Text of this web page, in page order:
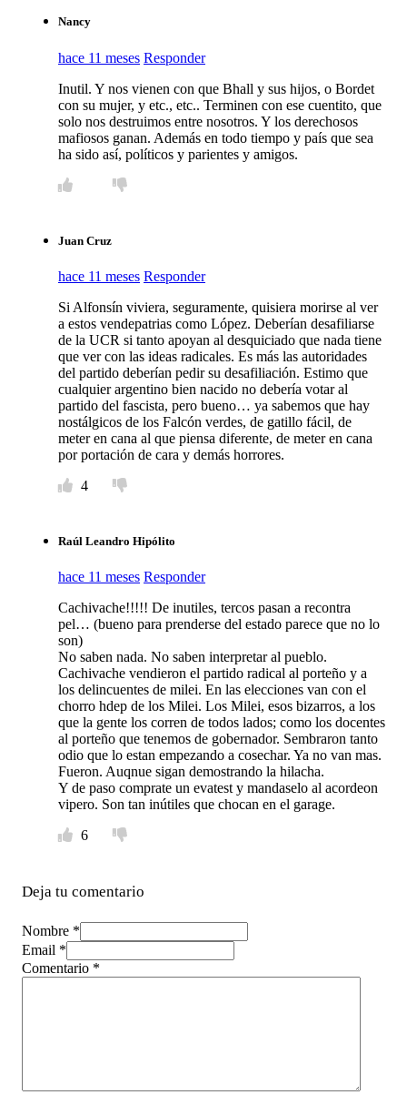
Nancy
hace 11 meses Responder
Inutil. Y nos vienen con que Bhall y sus hijos, o Bordet
con su mujer, y etc., etc.. Terminen con ese cuentito, que
solo nos destruimos entre nosotros. Y los derechosos
mafiosos ganan. Además en todo tiempo y país que sea
ha sido así, políticos y parientes y amigos.
Juan Cruz
hace 11 meses Responder
Si Alfonsín viviera, seguramente, quisiera morirse al ver
a estos vendepatrias como López. Deberían desafiliarse
de la UCR si tanto apoyan al desquiciado que nada tiene
que ver con las ideas radicales. Es más las autoridades
del partido deberían pedir su desafiliación. Estimo que
cualquier argentino bien nacido no debería votar al
partido del fascista, pero bueno… ya sabemos que hay
nostálgicos de los Falcón verdes, de gatillo fácil, de
meter en cana al que piensa diferente, de meter en cana
por portación de cara y demás horrores.
4
Raúl Leandro Hipólito
hace 11 meses Responder
Cachivache!!!!! De inutiles, tercos pasan a recontra
pel… (bueno para prenderse del estado parece que no lo
son)
No saben nada. No saben interpretar al pueblo.
Cachivache vendieron el partido radical al porteño y a
los delincuentes de milei. En las elecciones van con el
chorro hdep de los Milei. Los Milei, esos bizarros, a los
que la gente los corren de todos lados; como los docentes
al porteño que tenemos de gobernador. Sembraron tanto
odio que lo estan empezando a cosechar. Ya no van mas.
Fueron. Auqnue sigan demostrando la hilacha.
Y de paso comprate un evatest y mandaselo al acordeon
vipero. Son tan inútiles que chocan en el garage.
6
Deja tu comentario
Nombre *
Email *
Comentario *